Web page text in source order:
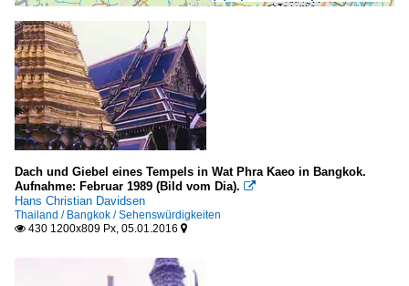
Dach und Giebel eines Tempels in Wat Phra Kaeo in Bangkok.
Aufnahme: Februar 1989 (Bild vom Dia). 
Hans Christian Davidsen
Thailand / Bangkok / Sehenswürdigkeiten
 430 1200x809 Px, 05.01.2016 